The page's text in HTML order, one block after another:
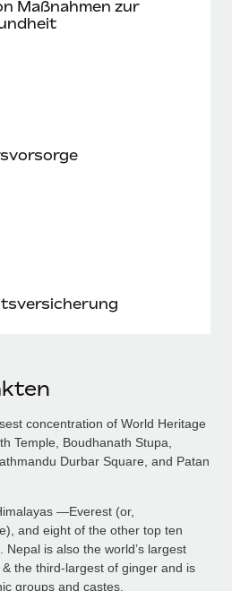
Maßnahmen zur
concentration of World Heritage
Temple, Boudhanath Stupa,
Durbar Square, and Patan
—Everest (or,
and eight of the other top ten
is also the world’s largest
the third-largest of ginger and is
groups and castes.